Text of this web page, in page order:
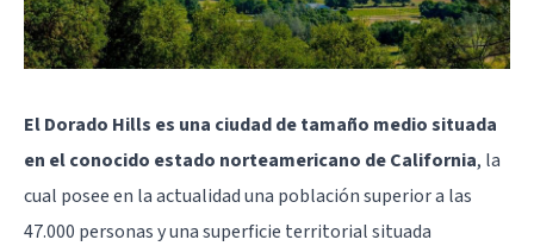
El Dorado Hills es una ciudad de tamaño medio situada
en el conocido estado norteamericano de California, la
cual posee en la actualidad una población superior a las
47.000 personas y una superficie territorial situada